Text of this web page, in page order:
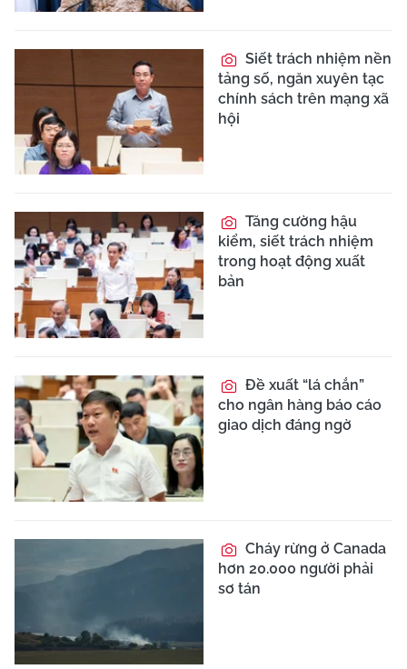
Siết trách nhiệm nền
tảng số, ngăn xuyên tạc
chính sách trên mạng xã
hội
Tăng cường hậu
kiểm, siết trách nhiệm
trong hoạt động xuất
bản
Đề xuất “lá chắn”
cho ngân hàng báo cáo
giao dịch đáng ngờ
Cháy rừng ở Canada
hơn 20.000 người phải
sơ tán